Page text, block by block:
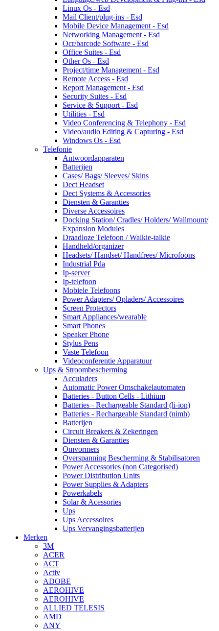
Linux Os - Esd
Mail Client/plug-ins - Esd
Mobile Device Management - Esd
Networking Management - Esd
Ocr/barcode Software - Esd
Office Suites - Esd
Other Os - Esd
Project/time Management - Esd
Remote Access - Esd
Report Management - Esd
Security Suites - Esd
Service & Support - Esd
Utilities - Esd
Video Conferencing & Telephony - Esd
Video/audio Editing & Capturing - Esd
Windows Os - Esd
Telefonie
Antwoordapparaten
Batterijen
Cases/ Bags/ Sleeves/ Skins
Dect Headset
Dect Systems & Accessories
Diensten & Garanties
Diverse Accessoires
Docking Station/ Cradles/ Holders/ Wallmount/
Expansion Modules
Draadloze Telefoon / Walkie-talkie
Handheld/organizer
Headsets/ Handset/ Handfrees/ Microfoons
Industrial Pda
Ip-server
Ip-telefoon
Mobiele Telefoons
Power Adapters/ Opladers/ Accessoires
Screen Protectors
Smart Appliances/wearable
Smart Phones
Speaker Phone
Stylus Pens
Vaste Telefoon
Videoconferentie Apparatuur
Ups & Stroombescherming
Acculaders
Automatic Power Omschakelautomaten
Batteries - Button Cells - Lithium
Batteries - Rechargeable Standard (li-ion)
Batteries - Rechargeable Standard (nimh)
Batterijen
Circuit Breakers & Zekeringen
Diensten & Garanties
Omvormers
Overspanning Bescherming & Stabilisatoren
Power Accessories (non Categorised)
Power Distribution Units
Power Supplies & Adapters
Powerkabels
Solar & Acessories
Ups
Ups Accessoires
Ups Vervangingsbatterijen
Merken
3M
ACER
ACT
Activ
ADOBE
AEROHIVE
AEROHIVE
ALLIED TELESIS
AMD
ANY